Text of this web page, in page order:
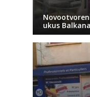
ukus